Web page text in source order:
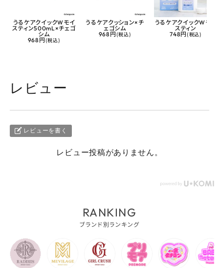
うるケアクイックWモイ
スティン500mL×チェゴ
シム
968円 (税込)
うるケアクッション×チ
ェゴシム
968円 (税込)
うるケアクイックWモイ
スティン
748円 (税込)
レビュー
レビューを書く
レビュー投稿がありません。
RANKING
ブランド別ランキング